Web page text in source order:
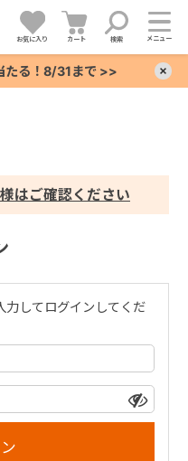
お気に入り カート 検索 メニュー
たる！8/31まで >>
はご確認ください
力してログインしてくだ